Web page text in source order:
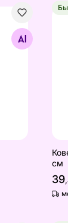
см
39